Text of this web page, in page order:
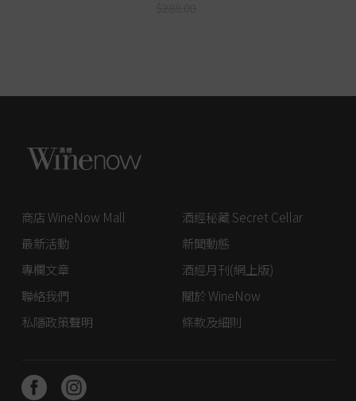
商店 WineNow Mall
酒經秘藏 Secret Cellar
最新活動
新聞動態
專欄文章
酒經月刊(網上版)
聯絡我們
關於 WineNow
私隱政策聲明
條款及細則